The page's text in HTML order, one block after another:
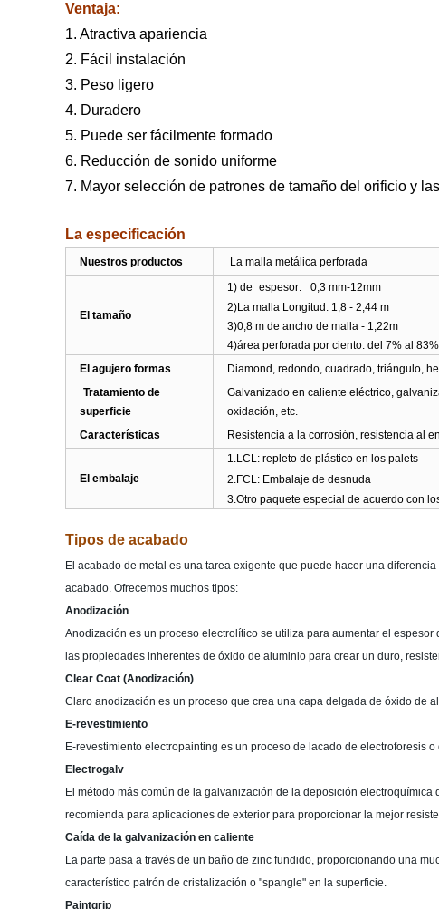
Ventaja:
1. Atractiva apariencia
2. Fácil instalación
3. Peso ligero
4. Duradero
5. Puede ser fácilmente formado
6. Reducción de sonido uniforme
7. Mayor selección de patrones de tamaño del orificio y
La especificación
Nuestros productos La malla metálica perforada
El tamaño
1) de espesor:
0,3 mm-12mm
2)La malla Longitud: 1,8 - 2,44 m
3)0,8 m de ancho de malla - 1,22m
4)área perforada por ciento: del 7% al 83%
El agujero formas
Diamond, redondo, cuadrado, triángulo,
Tratamiento de
superficie
Galvanizado en caliente eléctrico,
oxidación, etc.
Características
Resistencia a la corrosión, resistencia al
El embalaje
1.LCL: repleto de plástico en los palets
2.FCL: Embalaje de desnuda
3.Otro paquete especial de acuerdo con
Tipos de acabado
El acabado de metal es una tarea exigente que puede hacer una
acabado. Ofrecemos muchos tipos:
Anodización
Anodización es un proceso electrolítico se utiliza para aumentar el
las propiedades inherentes de óxido de aluminio para crear un duro,
Clear Coat (Anodización)
Claro anodización es un proceso que crea una capa delgada de óxido de
E-revestimiento
E-revestimiento electropainting es un proceso de lacado de electroforesis
Electrogalv
El método más común de la galvanización de la deposición
recomienda para aplicaciones de exterior para proporcionar la mejor
Caída de la galvanización en caliente
La parte pasa a través de un baño de zinc fundido, proporcionando una
característico patrón de cristalización o "spangle" en la superficie.
Paintgrip